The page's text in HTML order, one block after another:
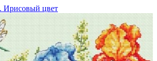
Ирисовый цвет